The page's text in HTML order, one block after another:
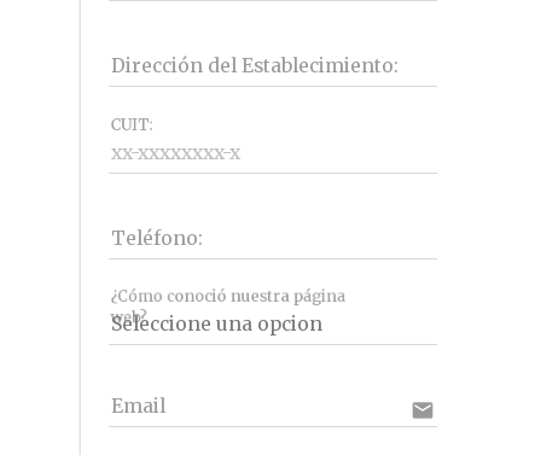
Dirección del Establecimiento:
CUIT:
Teléfono:
¿Cómo conoció nuestra página
web?
Email email